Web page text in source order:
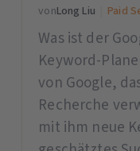
vonLong Liu Paid
Was ist der
Keyword-
von Google,
Recherche
mit ihm neue